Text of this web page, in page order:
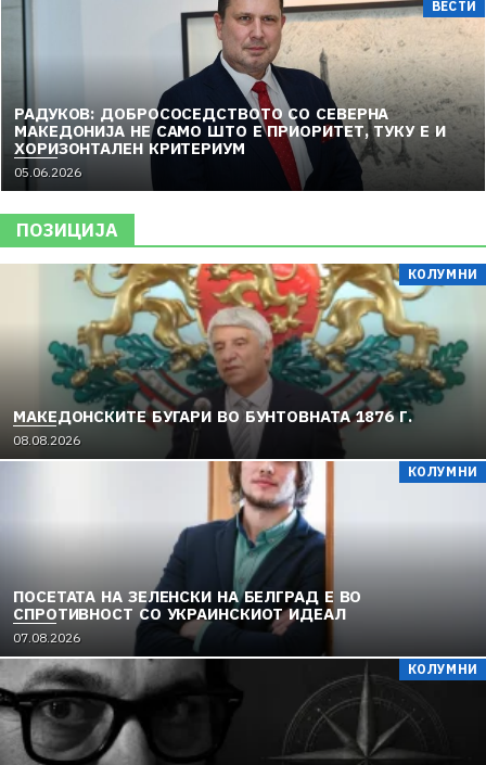
ВЕСТИ
РАДУКОВ: ДОБРОСОСЕДСТВОТО СО СЕВЕРНА
МАКЕДОНИЈА НЕ САМО ШТО Е ПРИОРИТЕТ, ТУКУ Е И
ХОРИЗОНТАЛЕН КРИТЕРИУМ
05.06.2026
ПОЗИЦИЈА
КОЛУМНИ
МАКЕДОНСКИТЕ БУГАРИ ВО БУНТОВНАТА 1876 Г.
08.08.2026
КОЛУМНИ
ПОСЕТАТА НА ЗЕЛЕНСКИ НА БЕЛГРАД Е ВО
СПРОТИВНОСТ СО УКРАИНСКИОТ ИДЕАЛ
07.08.2026
КОЛУМНИ